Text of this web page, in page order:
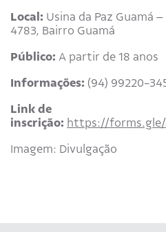
Local: Usina da Paz Guamá
4783, Bairro Guamá
Público: A partir de 18 anos
Informações: (94) 99220-
Link de
inscrição: https://forms.gle/
Imagem: Divulgação